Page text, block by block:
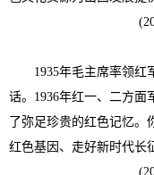
1935年毛主席率领红军
话。1936年红一、二方面
了弥足珍贵的红色记忆
红色基因、走好新时代长